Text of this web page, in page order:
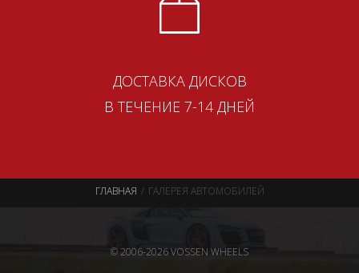
ДОСТАВКА ДИСКОВ
В ТЕЧЕНИЕ 7-14 ДНЕЙ
ГЛАВНАЯ ГАЛЕРЕЯ АВТОМОБИЛЕЙ
© 2006-2026 VOSSEN WHEELS